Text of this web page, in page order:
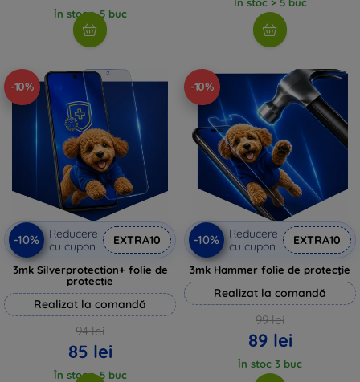
În stoc > 5 buc
-10%
-10%
Reducere
cu cupon
EXTRA10
3mk Silverprotection+ folie de
protecție
Realizat la comandă
94 lei
85 lei
În stoc > 5 buc
-10%
-10%
Reducere
cu cupon
EXTRA10
3mk Hammer folie de protecție
Realizat la comandă
99 lei
89 lei
În stoc 3 buc